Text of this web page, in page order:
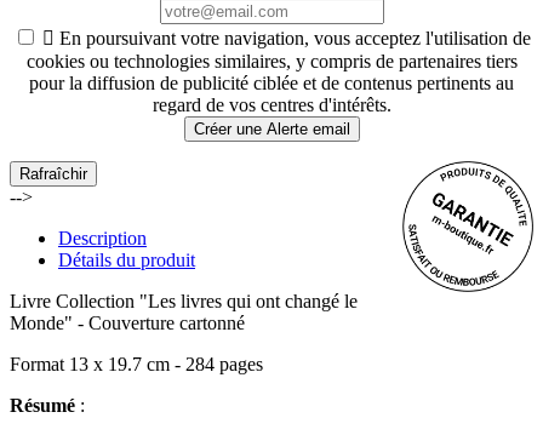
 En poursuivant votre navigation, vous acceptez l'utilisation de
cookies ou technologies similaires, y compris de partenaires tiers
pour la diffusion de publicité ciblée et de contenus pertinents au
regard de vos centres d'intérêts.
Créer une Alerte email
-->
Description
Détails du produit
Livre Collection "Les livres qui ont changé le
Monde" - Couverture cartonné
Format 13 x 19.7 cm - 284 pages
Résumé :